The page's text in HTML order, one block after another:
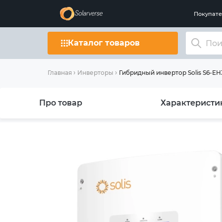
Каталог товаров
Главная Инверторы Гибридный инвертор Solis S6-
Про товар